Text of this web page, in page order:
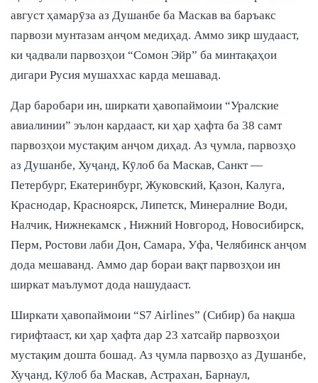
август ҳамарӯза аз Душанбе ба Маскав ва баръакс
парвози мунтазам анҷом медиҳад. Аммо зикр шудааст,
ки ҷадвали парвозҳои “Сомон Эйр” ба минтақаҳои
дигари Русия мушаххас карда мешавад.
Дар баробари ин, ширкати ҳавопаймоии “Уралские
авиалинии” эълон кардааст, ки ҳар ҳафта ба 38 самт
парвозҳои мустақим анҷом диҳад. Аз ҷумла, парвозҳо
аз Душанбе, Хуҷанд, Кӯлоб ба Маскав, Санкт —
Петербург, Екатеринбург, Жуковский, Қазон, Калуга,
Краснодар, Красноярск, Липетск, Минералние Води,
Налчик, Нижнекамск , Нижний Новгород, Новосибирск,
Перм, Ростови лаби Дон, Самара, Уфа, Челябинск анҷом
дода мешаванд. Аммо дар бораи вақт парвозҳои ин
ширкат маълумот дода нашудааст.
Ширкати ҳавопаймоии “S7 Airlines” (Сибир) ба нақша
гирифтааст, ки ҳар ҳафта дар 23 хатсайр парвозҳои
мустақим дошта бошад. Аз ҷумла парвозҳо аз Душанбе,
Хуҷанд, Кӯлоб ба Маскав, Астрахан, Барнаул,